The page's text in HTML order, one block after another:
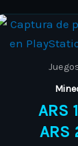
ARS
ARS